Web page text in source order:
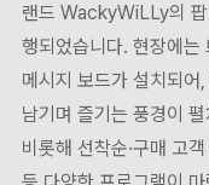
랜드 WackyWiLLy의 팝
행되었습니다. 현장에
메시지 보드가 설치되어
남기며 즐기는 풍경이
비롯해 선착순·구매 고